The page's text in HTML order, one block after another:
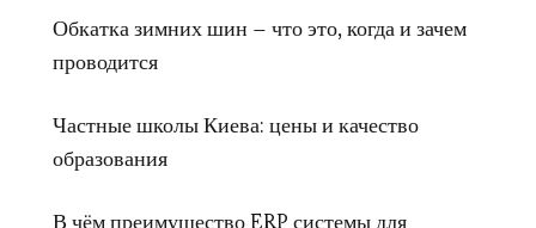
Обкатка зимних шин – что это, когда и зачем
проводится
Частные школы Киева: цены и качество
образования
В чём преимущество ERP системы для